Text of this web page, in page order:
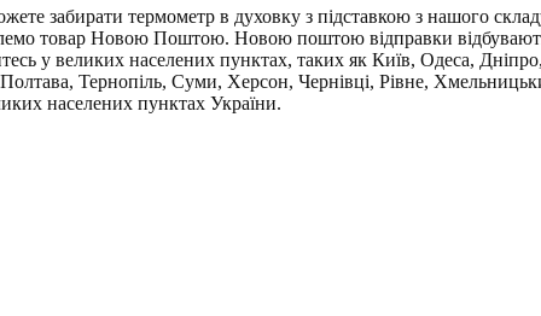
забирати термометр в духовку з підставкою з нашого
товар Новою Поштою. Новою поштою відправки
у великих населених пунктах, таких як Київ, Одеса,
Тернопіль, Суми, Херсон, Чернівці, Рівне,
населених пунктах України.